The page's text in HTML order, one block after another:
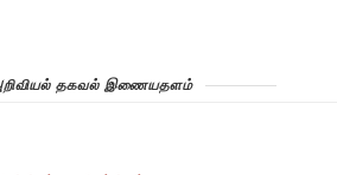
தகவல் இணையதளம்